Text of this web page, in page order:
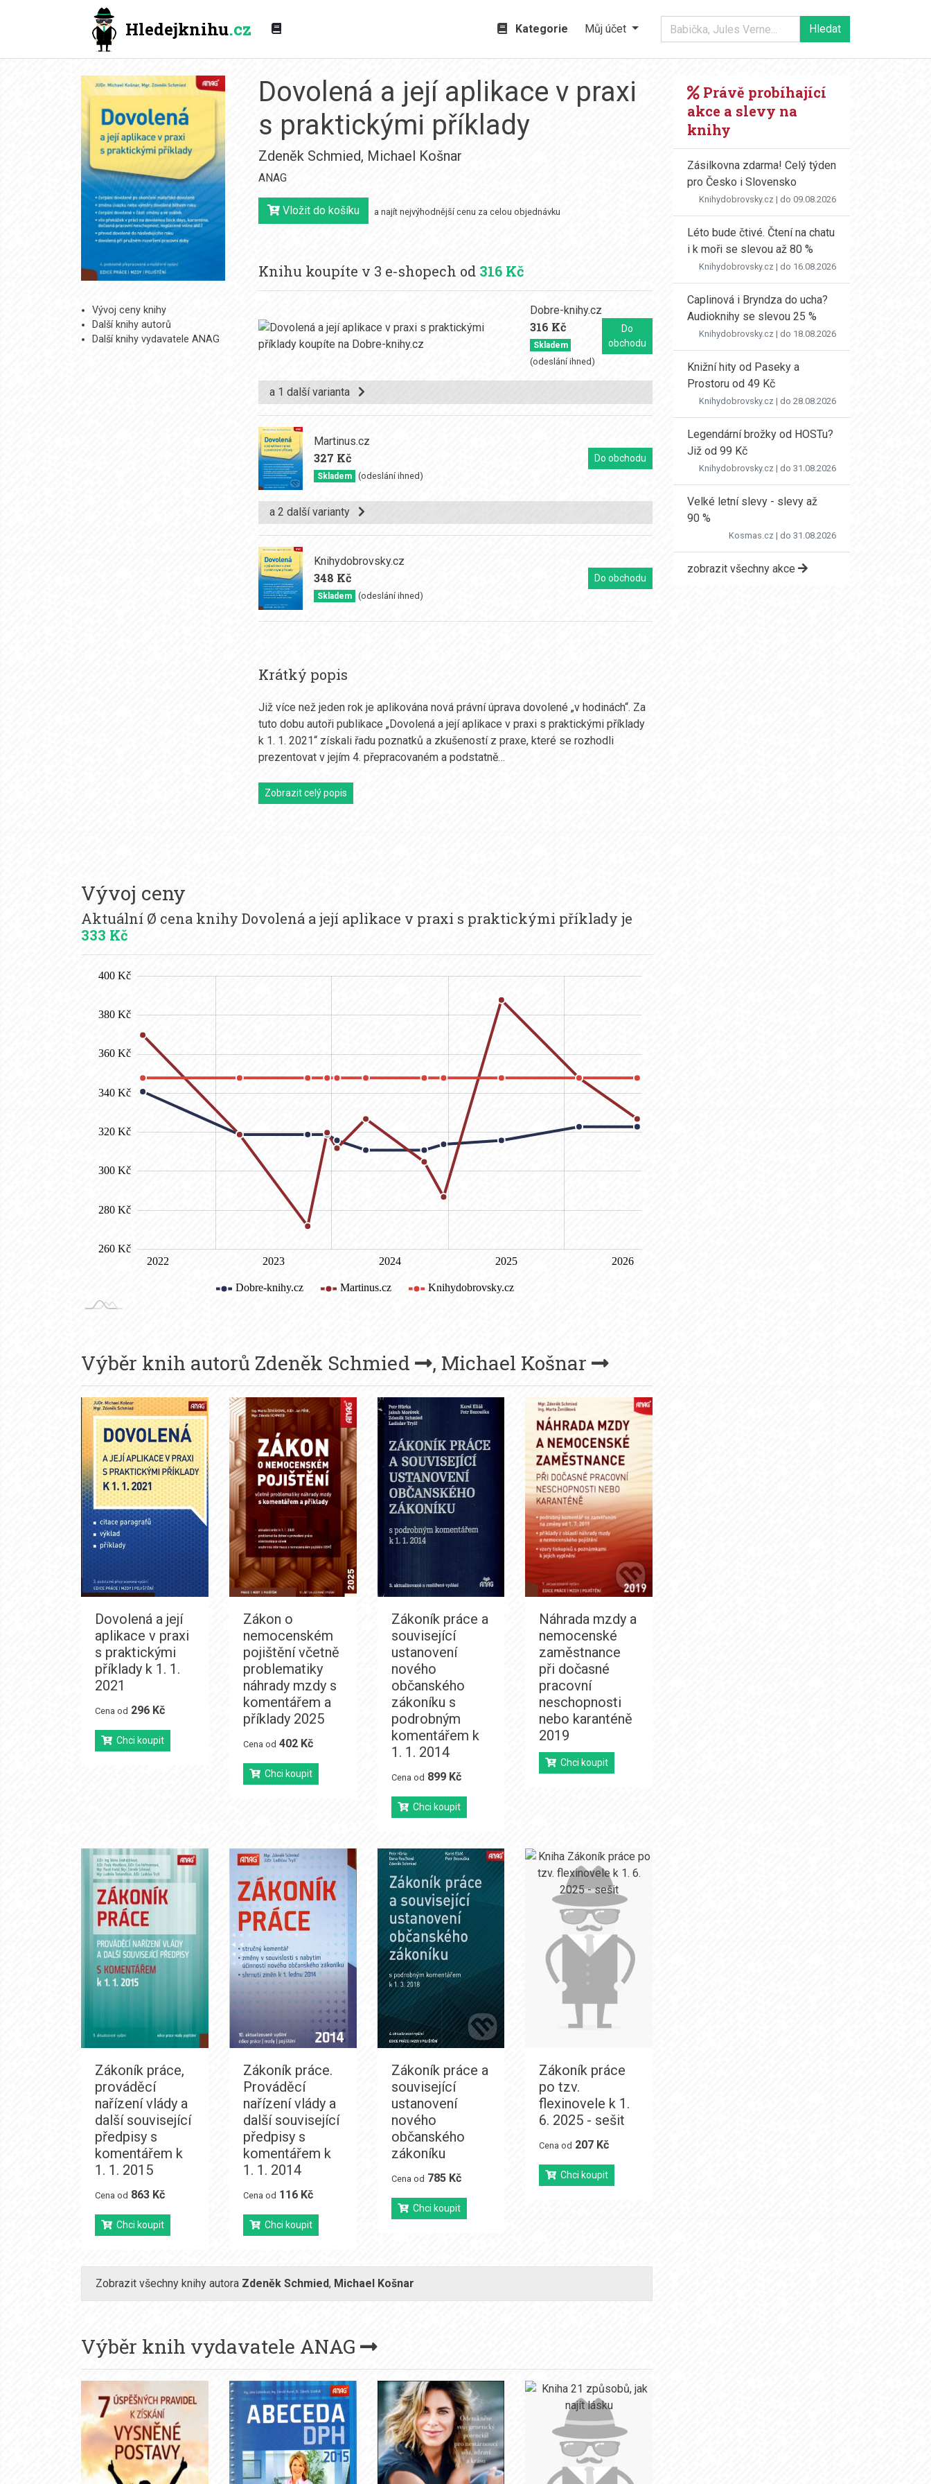
Hledejknihu.cz Kategorie Můj účet
Vývoj ceny knihy
Další knihy autorů
Další knihy vydavatele ANAG
Dovolená a její aplikace v praxi
s praktickými příklady
Zdeněk Schmied, Michael Košnar
ANAG
Vložit do košíku a najít nejvýhodnější cenu za celou objednávku
Knihu koupíte v 3 e-shopech od 316 Kč
Dobre-knihy.cz
316 Kč
Skladem
(odeslání ihned)
Do
obchodu
a 1 další varianta
Martinus.cz
327 Kč
Skladem (odeslání ihned)
Do obchodu
a 2 další varianty
Knihydobrovsky.cz
348 Kč
Skladem (odeslání ihned)
Do obchodu
Krátký popis
Již více než jeden rok je aplikována nová právní úprava dovolené „v hodinách“. Za
tuto dobu autoři publikace „Dovolená a její aplikace v praxi s praktickými příklady
k 1. 1. 2021“ získali řadu poznatků a zkušeností z praxe, které se rozhodli
prezentovat v jejím 4. přepracovaném a podstatně…
Zobrazit celý popis
Vývoj ceny
Aktuální Ø cena knihy Dovolená a její aplikace v praxi s praktickými příklady je
333 Kč
Výběr knih autorů Zdeněk Schmied , Michael Košnar
Dovolená a její
aplikace v praxi
s praktickými
příklady k 1. 1.
2021
Cena od 296 Kč
Chci koupit
Zákon o
nemocenském
pojištění včetně
problematiky
náhrady mzdy s
komentářem a
příklady 2025
Cena od 402 Kč
Chci koupit
Zákoník práce a
související
ustanovení
nového
občanského
zákoníku s
podrobným
komentářem k
1. 1. 2014
Cena od 899 Kč
Chci koupit
Náhrada mzdy a
nemocenské
zaměstnance
při dočasné
pracovní
neschopnosti
nebo karanténě
2019
Chci koupit
Zákoník práce,
prováděcí
nařízení vlády a
další související
předpisy s
komentářem k
1. 1. 2015
Cena od 863 Kč
Chci koupit
Zákoník práce.
Prováděcí
nařízení vlády a
další související
předpisy s
komentářem k
1. 1. 2014
Cena od 116 Kč
Chci koupit
Zákoník práce a
související
ustanovení
nového
občanského
zákoníku
Cena od 785 Kč
Chci koupit
Zákoník práce
po tzv.
flexinovele k 1.
6. 2025 - sešit
Cena od 207 Kč
Chci koupit
Zobrazit všechny knihy autora Zdeněk Schmied, Michael Košnar
Výběr knih vydavatele ANAG
Právě probíhající
akce a slevy na
knihy
Zásilkovna zdarma! Celý týden
pro Česko i Slovensko
Knihydobrovsky.cz | do 09.08.2026
Léto bude čtivé. Čtení na chatu
i k moři se slevou až 80 %
Knihydobrovsky.cz | do 16.08.2026
Caplinová i Bryndza do ucha?
Audioknihy se slevou 25 %
Knihydobrovsky.cz | do 18.08.2026
Knižní hity od Paseky a
Prostoru od 49 Kč
Knihydobrovsky.cz | do 28.08.2026
Legendární brožky od HOSTu?
Již od 99 Kč
Knihydobrovsky.cz | do 31.08.2026
Velké letní slevy - slevy až
90 %
Kosmas.cz | do 31.08.2026
zobrazit všechny akce